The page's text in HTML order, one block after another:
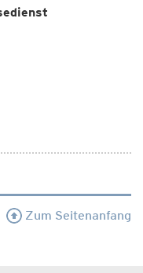
Zum Seitenanfang